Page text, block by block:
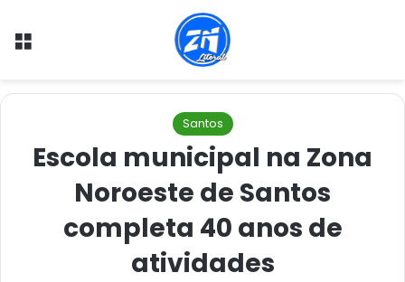
Menu
Santos
Escola municipal na Zona
Noroeste de Santos
completa 40 anos de
atividades